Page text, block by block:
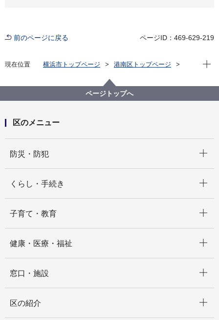
前のページに戻る ページID：469-629-219
現在位置 横浜市トップページ
港南区トップページ
障害福祉に関する港南区からのお知らせ
地域作業所製品区役所展示販売（こうなん来夢）日程
現在
ページトップへ
区のメニュー
防災・防犯
くらし・手続き
子育て・教育
健康・医療・福祉
窓口・施設
区の紹介